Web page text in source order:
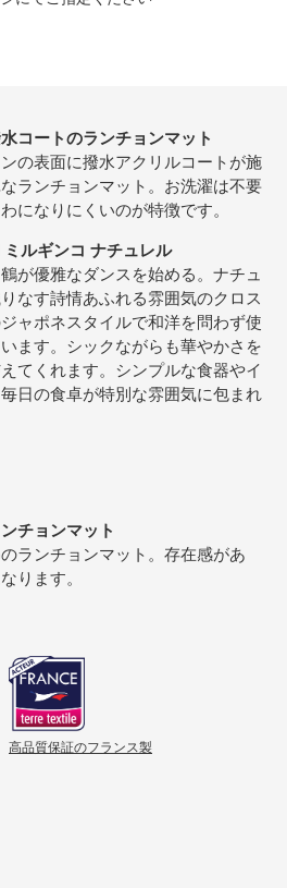
コートのランチョンマット
の表面に撥水アクリルコートが施
ランチョンマット。お洗濯は不要
になりにくいのが特徴です。
ルギンコ ナチュレル
が優雅なダンスを始める。ナチュ
なす詩情あふれる雰囲気のクロス
ャポネスタイルで和洋を問わず使
ます。シックながらも華やかさを
てくれます。シンプルな食器やイ
日の食卓が特別な雰囲気に包まれ
チョンマット
ランチョンマット。存在感があ
ります。
高品質保証のフランス製